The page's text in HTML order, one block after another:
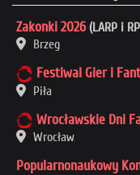
Zakonki 2026 (LARP i
Brzeg
Festiwal Gier i
Piła
Wrocławskie Dni
Wrocław
Popularnonaukowy